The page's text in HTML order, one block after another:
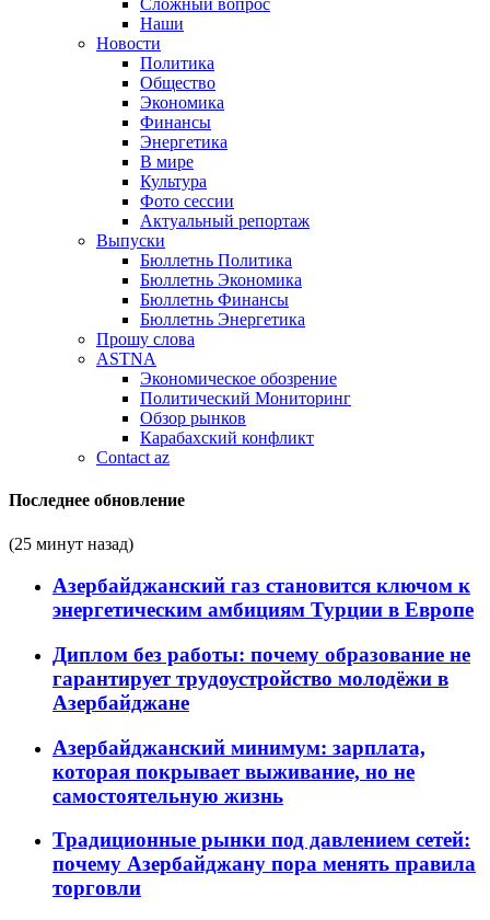
Сложный вопрос
Наши
Новости
Политика
Общество
Экономика
Финансы
Энергетика
В мире
Культура
Фото сессии
Актуальный репортаж
Выпуски
Бюллетнь Политика
Бюллетнь Экономика
Бюллетнь Финансы
Бюллетнь Энергетика
Прошу слова
ASTNA
Экономическое обозрение
Политический Мониторинг
Обзор рынков
Карабахский конфликт
Contact az
Последнее обновление
(25 минут назад)
Азербайджанский газ становится ключом к
энергетическим амбициям Турции в Европе
Диплом без работы: почему образование не
гарантирует трудоустройство молодёжи в
Азербайджане
Азербайджанский минимум: зарплата,
которая покрывает выживание, но не
самостоятельную жизнь
Традиционные рынки под давлением сетей:
почему Азербайджану пора менять правила
торговли